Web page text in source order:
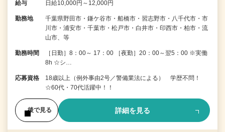
給与 日給10,000円～12,000円
勤務地
千葉県野田市・鎌ケ谷市・船橋市・習志野市・八千代市・市
川市・浦安市・千葉市・松戸市・白井市・印西市・柏市・流
山市、等
勤務時間
［日勤］8：00～ 17：00 ［夜勤］20：00～翌5：00 ※実働
8h ☆シ…
応募資格
18歳以上（例外事由2号／警備業法による） 学歴不問！
☆60代・70代活躍中！！
後で見る 詳細を見る